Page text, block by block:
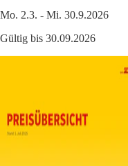
Mo. 2.3. - Mi. 30.9.2026
Gültig bis 30.09.2026